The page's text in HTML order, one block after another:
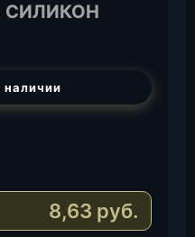
СИЛИКОН
наличии
8,63 руб.